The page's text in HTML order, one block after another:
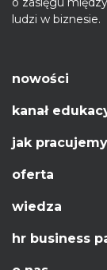
ludzi w biznesie.
nowości
kanał
jak pracujemy
oferta
wiedza
hr business